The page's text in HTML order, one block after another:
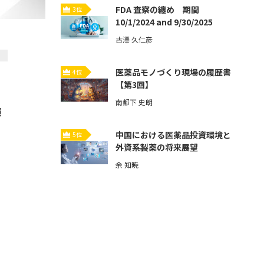
3位
FDA 査察の纏め 期間
10/1/2024 and 9/30/2025
古澤 久仁彦
4位
医薬品モノづくり現場の履歴書
【第3回】
南都下 史朗
5位
中国における医薬品投資環境と
外資系製薬の将来展望
余 知暁